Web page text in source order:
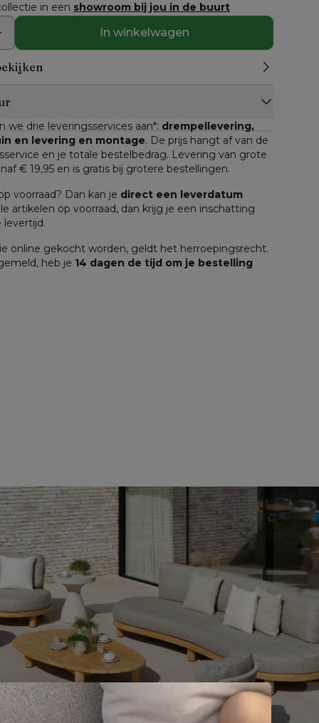
in een showroom bij jou in de buurt
In winkelwagen
we drie leveringsservices aan*: drempellevering,
en levering en montage. De prijs hangt af van de
en je totale bestelbedrag. Levering van grote
€ 19,95 en is gratis bij grotere bestellingen.
voorraad? Dan kan je direct een leverdatum
artikelen op voorraad, dan krijg je een inschatting
levertijd.
online gekocht worden, geldt het herroepingsrecht.
heb je 14 dagen de tijd om je bestelling